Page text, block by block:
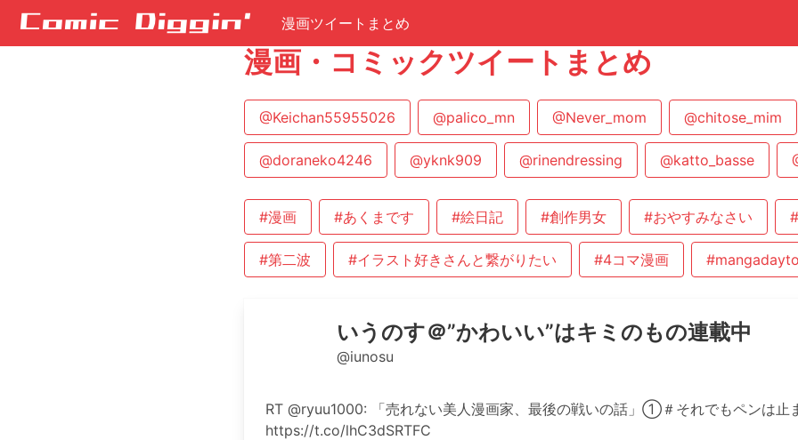
漫画ツイートまとめ
漫画・コミックツイートまとめ
@Keichan55955026 @palico_mn @Never_mom @chitose_mim
@doraneko4246 @yknk909 @rinendressing @katto_basse
#漫画 #あくまです #絵日記 #創作男女 #おやすみなさい
#第二波 #イラスト好きさんと繋がりたい #4コマ漫画
いうのす＠”かわいい”はキミのもの連載中
@iunosu
RT @ryuu1000: 「売れない美人漫画家、最後の戦いの話」①＃それでもペンは止
https://t.co/lhC3dSRTFC